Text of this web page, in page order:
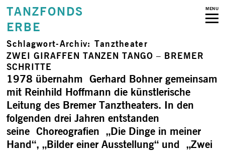
TANZFONDS
ERBE
MENU
Schlagwort-Archiv: Tanztheater
ZWEI GIRAFFEN TANZEN TANGO – BREMER
SCHRITTE
1978 übernahm Gerhard Bohner gemeinsam
mit Reinhild Hoffmann die künstlerische
Leitung des Bremer Tanztheaters. In den
folgenden drei Jahren entstanden
seine Choreografien „Die Dinge in meiner
Hand“, „Bilder einer Ausstellung“ und „Zwei